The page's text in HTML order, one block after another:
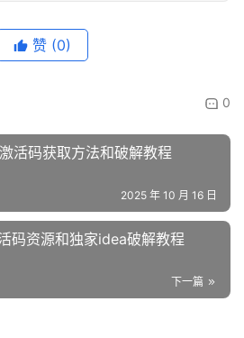
赞 (0)
0
活码获取方法和破解教程
2025 年 10 月 16 日
码资源和独家idea破解教程
下一篇